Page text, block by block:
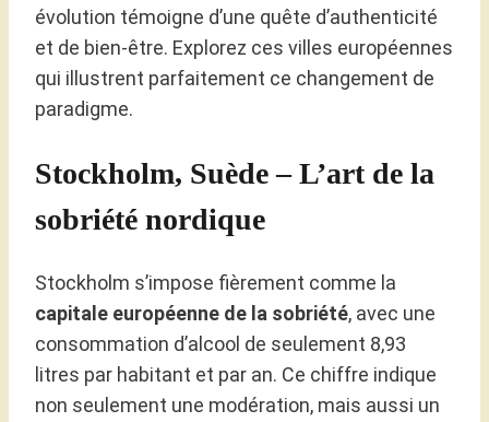
évolution témoigne d’une quête d’authenticité
et de bien-être. Explorez ces villes européennes
qui illustrent parfaitement ce changement de
paradigme.
Stockholm, Suède – L’art de la
sobriété nordique
Stockholm s’impose fièrement comme la
capitale européenne de la sobriété, avec une
consommation d’alcool de seulement 8,93
litres par habitant et par an. Ce chiffre indique
non seulement une modération, mais aussi un